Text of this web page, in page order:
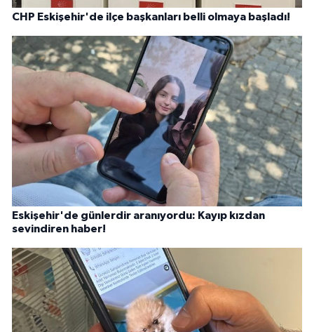
CHP Eskişehir'de ilçe başkanları belli olmaya başladı!
Eskişehir'de günlerdir aranıyordu: Kayıp kızdan
sevindiren haber!